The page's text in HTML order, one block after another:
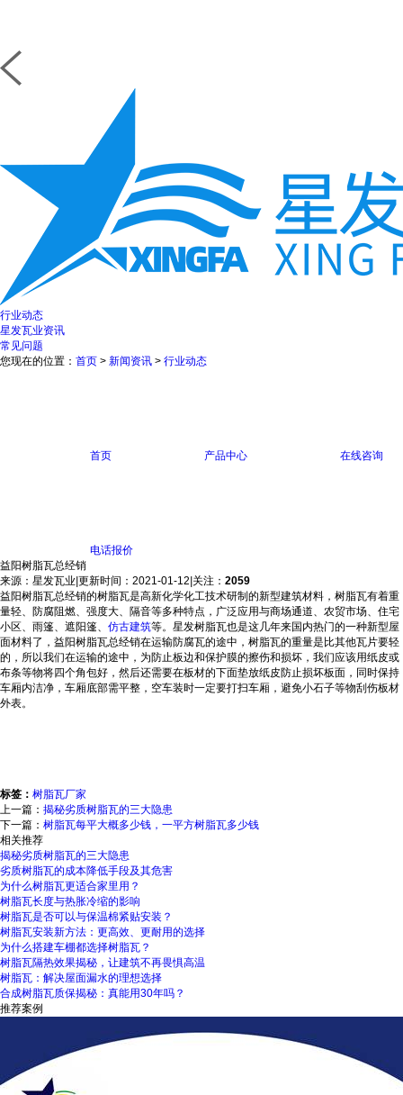
行业动态
星发瓦业资讯
常见问题
您现在的位置： 首页 > 新闻资讯 > 行业动态
首页 产品中心 在线咨询
电话报价
益阳树脂瓦总经销
来源：星发瓦业 更新时间：2021-01-12 关注： 2059
益阳树脂瓦总经销的树脂瓦是高新化学化工技术研制的新型建筑材料，树脂瓦有着重
量轻、防腐阻燃、强度大、隔音等多种特点，广泛应用与商场通道、农贸市场、住宅
小区、雨篷、遮阳篷、 仿古建筑等。星发树脂瓦也是这几年来国内热门的一种新型屋
面材料了，益阳树脂瓦总经销在运输防腐瓦的途中，树脂瓦的重量是比其他瓦片要轻
的，所以我们在运输的途中，为防止板边和保护膜的擦伤和损坏，我们应该用纸皮或
布条等物将四个角包好，然后还需要在板材的下面垫放纸皮防止损坏板面，同时保持
车厢内洁净，车厢底部需平整，空车装时一定要打扫车厢，避免小石子等物刮伤板材
外表。
标签： 树脂瓦厂家
上一篇： 揭秘劣质树脂瓦的三大隐患
下一篇： 树脂瓦每平大概多少钱，一平方树脂瓦多少钱
相关推荐
揭秘劣质树脂瓦的三大隐患
劣质树脂瓦的成本降低手段及其危害
为什么树脂瓦更适合家里用？
树脂瓦长度与热胀冷缩的影响
树脂瓦是否可以与保温棉紧贴安装？
树脂瓦安装新方法：更高效、更耐用的选择
为什么搭建车棚都选择树脂瓦？
树脂瓦隔热效果揭秘，让建筑不再畏惧高温
树脂瓦：解决屋面漏水的理想选择
合成树脂瓦质保揭秘：真能用30年吗？
推荐案例